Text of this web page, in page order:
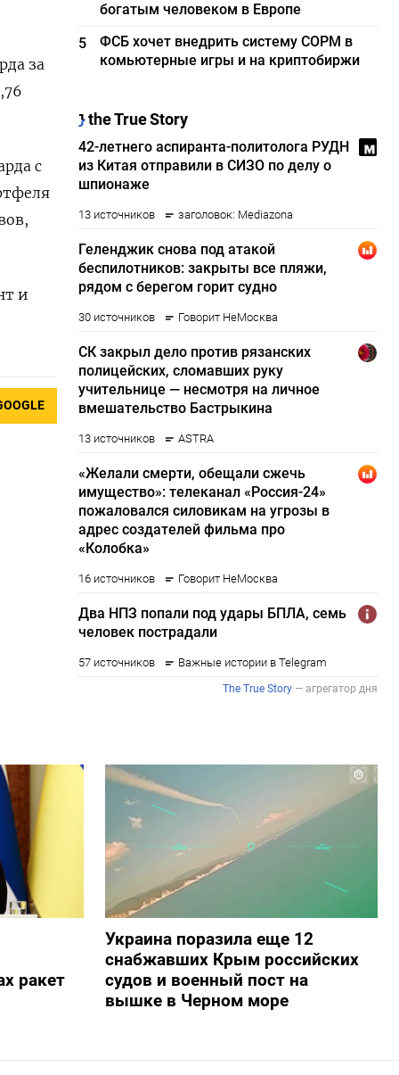
за
с
и
богатым человеком в Европе
5
ФСБ хочет внедрить систему СОРМ в
комьютерные игры и на криптобиржи
ракет
Украина поразила еще 12
снабжавших Крым российских
судов и военный пост на
вышке в Черном море